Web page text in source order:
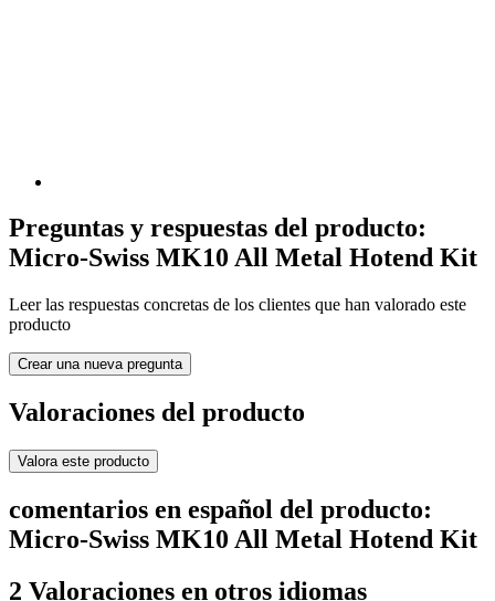
Preguntas y respuestas del producto:
Micro-Swiss MK10 All Metal Hotend Kit
Leer las respuestas concretas de los clientes que han valorado este
producto
Crear una nueva pregunta
Valoraciones del producto
Valora este producto
comentarios en español del producto:
Micro-Swiss MK10 All Metal Hotend Kit
2 Valoraciones en otros idiomas